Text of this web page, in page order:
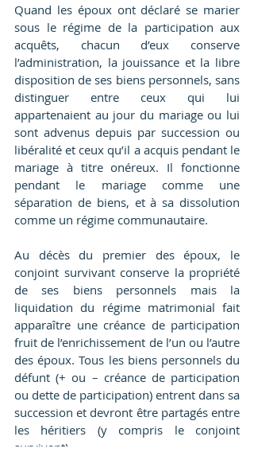
Quand les époux ont déclaré se marier
sous le régime de la participation aux
acquêts, chacun d’eux conserve
l’administration, la jouissance et la libre
disposition de ses biens personnels, sans
distinguer entre ceux qui lui
appartenaient au jour du mariage ou lui
sont advenus depuis par succession ou
libéralité et ceux qu’il a acquis pendant le
mariage à titre onéreux. Il fonctionne
pendant le mariage comme une
séparation de biens, et à sa dissolution
comme un régime communautaire.
Au décès du premier des époux, le
conjoint survivant conserve la propriété
de ses biens personnels mais la
liquidation du régime matrimonial fait
apparaître une créance de participation
fruit de l’enrichissement de l’un ou l’autre
des époux. Tous les biens personnels du
défunt (+ ou – créance de participation
ou dette de participation) entrent dans sa
succession et devront être partagés entre
les héritiers (y compris le conjoint
survivant).